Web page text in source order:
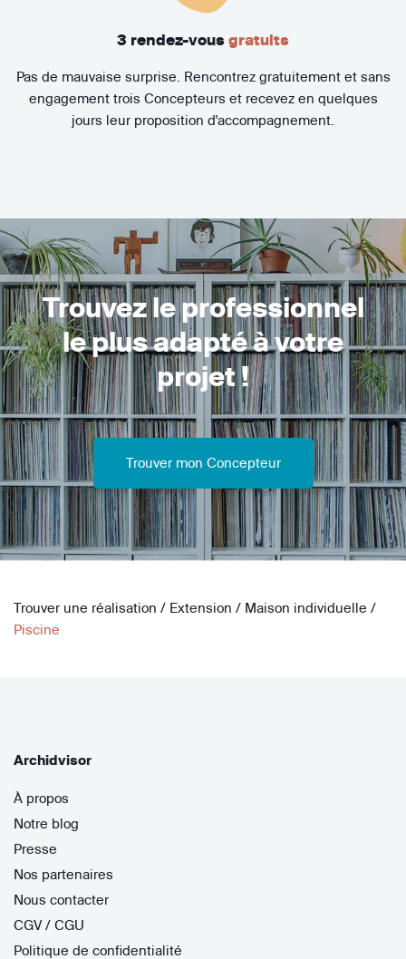
3 rendez-vous gratuits
Pas de mauvaise surprise. Rencontrez gratuitement et sans
engagement trois Concepteurs et recevez en quelques
jours leur proposition d'accompagnement.
Trouvez le professionnel
le plus adapté à votre
projet !
Trouver mon Concepteur
Trouver une réalisation / Extension / Maison individuelle /
Piscine
Archidvisor
À propos
Notre blog
Presse
Nos partenaires
Nous contacter
CGV / CGU
Politique de confidentialité